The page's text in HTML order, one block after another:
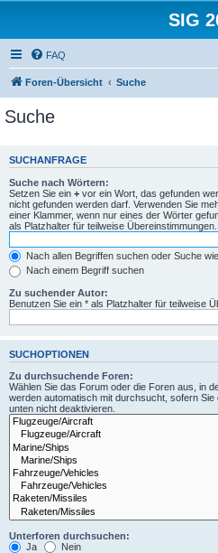
SIG
FAQ
Foren-Übersicht Suche
Suche
SUCHANFRAGE
Suche nach Wörtern:
Setzen Sie ein + vor ein Wort, das gefunden
nicht gefunden werden darf. Verwenden Sie
einer Klammer, wenn nur eines der Wörter
als Platzhalter für teilweise Übereinstimmungen.
Nach allen Begriffen suchen oder Suche
Nach einem Begriff suchen
Zu suchender Autor:
Benutzen Sie ein * als Platzhalter für teilweise
SUCHOPTIONEN
Zu durchsuchende Foren:
Wählen Sie das Forum oder die Foren aus, in
werden automatisch mit durchsucht, sofern Sie
unten nicht deaktivieren.
Unterforen durchsuchen:
Ja
Nein